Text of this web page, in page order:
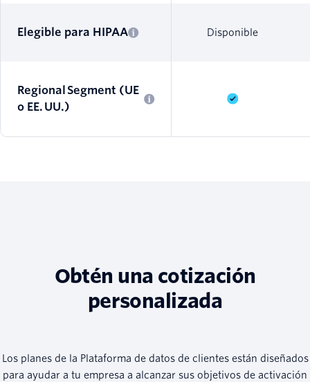
Elegible para HIPAA Disponible
Regional Segment (UE
o EE. UU.)
Obtén una cotización
personalizada
Los planes de la Plataforma de datos de clientes están diseñados
para ayudar a tu empresa a alcanzar sus objetivos de activación